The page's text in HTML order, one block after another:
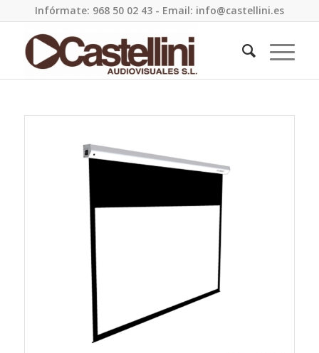
Infórmate: 968 50 02 43 - Email: info@castellini.es